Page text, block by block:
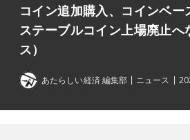
コイン追加購入、コインベ
ステーブルコイン上場廃止へ
ス）
あたらしい経済 編集部 ニュース